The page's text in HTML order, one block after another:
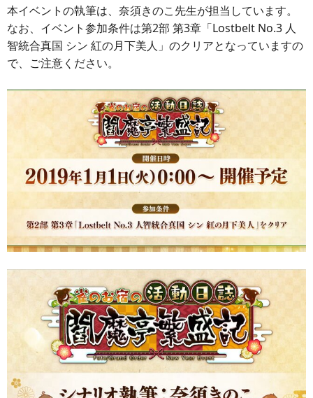
本イベントの執筆は、奈須きのこ先生が担当しています。
なお、イベント参加条件は第2部 第3章「Lostbelt No.3 人
智統合真国 シン 紅の月下美人」のクリアとなっていますの
で、ご注意ください。